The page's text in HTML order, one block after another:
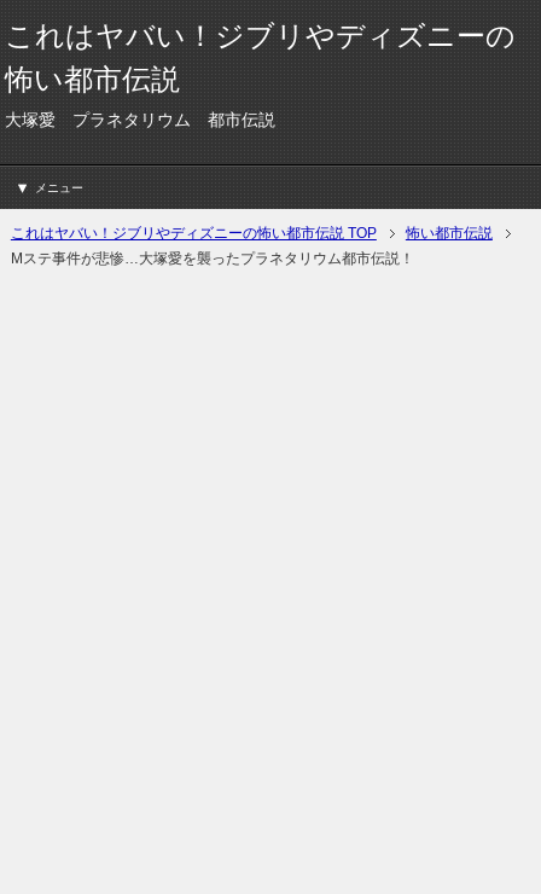
これはヤバい！ジブリやディズニーの
怖い都市伝説
大塚愛 プラネタリウム 都市伝説
メニュー
これはヤバい！ジブリやディズニーの怖い都市伝説 TOP
怖い都市伝説
Mステ事件が悲惨…大塚愛を襲ったプラネタリウム都市伝説！